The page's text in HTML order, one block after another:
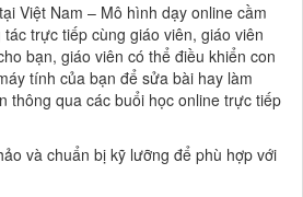
Việt Nam – Mô hình dạy online cầm
trực tiếp cùng giáo viên, giáo viên
bạn, giáo viên có thể điều khiển con
tính của bạn để sửa bài hay làm
thông qua các buổi học online trực tiếp
và chuẩn bị kỹ lưỡng để phù hợp với